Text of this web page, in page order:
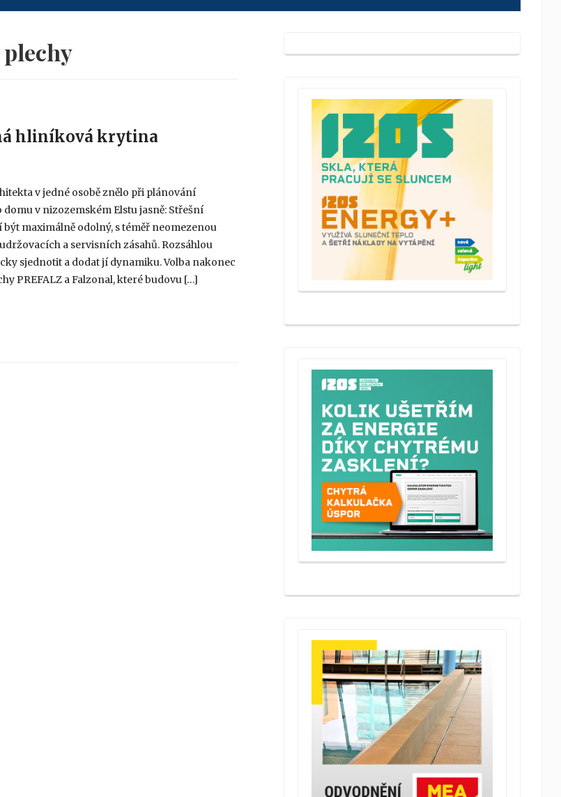
hliníková krytina
v jedné osobě znělo při plánování
v nizozemském Elstu jasně: Střešní
maximálně odolný, s téměř neomezenou
a servisních zásahů. Rozsáhlou
sjednotit a dodat jí dynamiku. Volba nakonec
PREFALZ a Falzonal, které budovu […]